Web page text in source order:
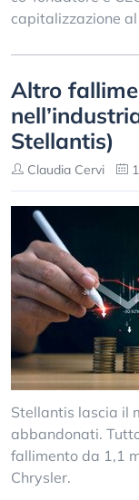
capitalizzazione al
Altro
Stellantis)
Claudia Cervi
Stellantis lascia il
abbandonati.
fallimento da 1,1
Chrysler.